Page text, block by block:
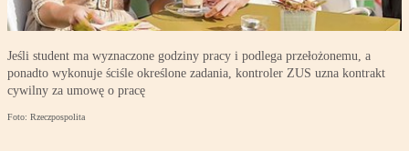
Jeśli student ma wyznaczone godziny pracy i podlega przełożonemu, a
ponadto wykonuje ściśle określone zadania, kontroler ZUS uzna kontrakt
cywilny za umowę o pracę
Foto: Rzeczpospolita